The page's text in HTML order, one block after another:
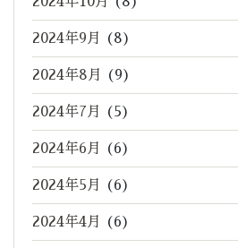
2024年9月 (8)
2024年8月 (9)
2024年7月 (5)
2024年6月 (6)
2024年5月 (6)
2024年4月 (6)